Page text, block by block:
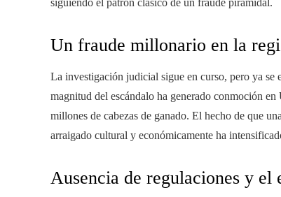
siguiendo el patrón clásico de un fraude piramidal.
Un fraude millonario en la
La investigación judicial sigue en curso, pero ya se
magnitud del escándalo ha generado conmoción
millones de cabezas de ganado. El hecho de que
arraigado cultural y económicamente ha
Ausencia de regulaciones y el